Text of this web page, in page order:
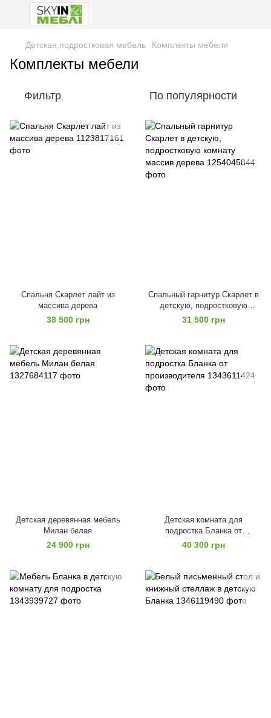
Детская,подростковая мебель Комплекты мебели
Комплекты мебели
Фильтр По популярности
Спальня Скарлет лайт из
массива дерева
38 500 грн
Спальный гарнитур Скарлет в
детскую, подростковую
комнату массив дерева
31 500 грн
Детская деревянная мебель
Милан белая
24 900 грн
Детская комната для
подростка Бланка от
производителя
40 300 грн